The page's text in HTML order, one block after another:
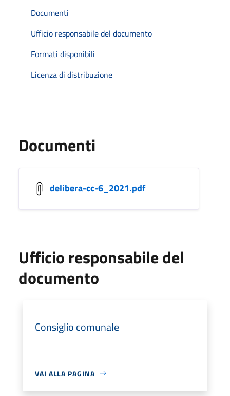
Documenti
Ufficio responsabile del documento
Formati disponibili
Licenza di distribuzione
Documenti
delibera-cc-6_2021.pdf
Ufficio responsabile del
documento
Consiglio comunale
VAI ALLA PAGINA